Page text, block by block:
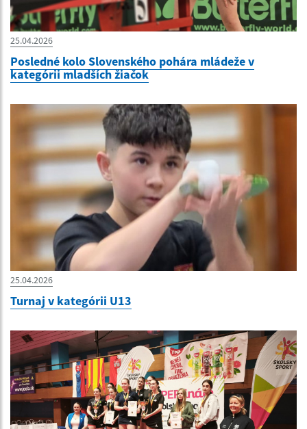
25.04.2026
Posledné kolo Slovenského pohára mládeže v
kategórii mladších žiačok
25.04.2026
Turnaj v kategórii U13